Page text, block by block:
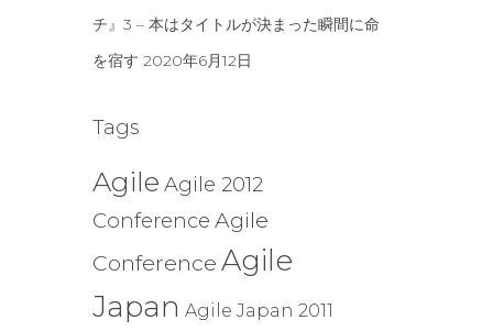
チ』3 – 本はタイトルが決まった瞬間に命
を宿す 2020年6月12日
Tags
Agile Agile 2012
Conference Agile
Conference Agile
Japan Agile Japan 2011